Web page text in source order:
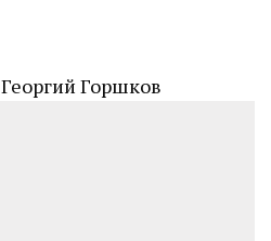
Георгий Горшков